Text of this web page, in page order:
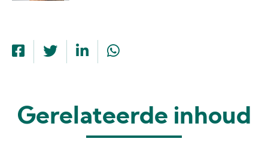
Gerelateerde inhoud